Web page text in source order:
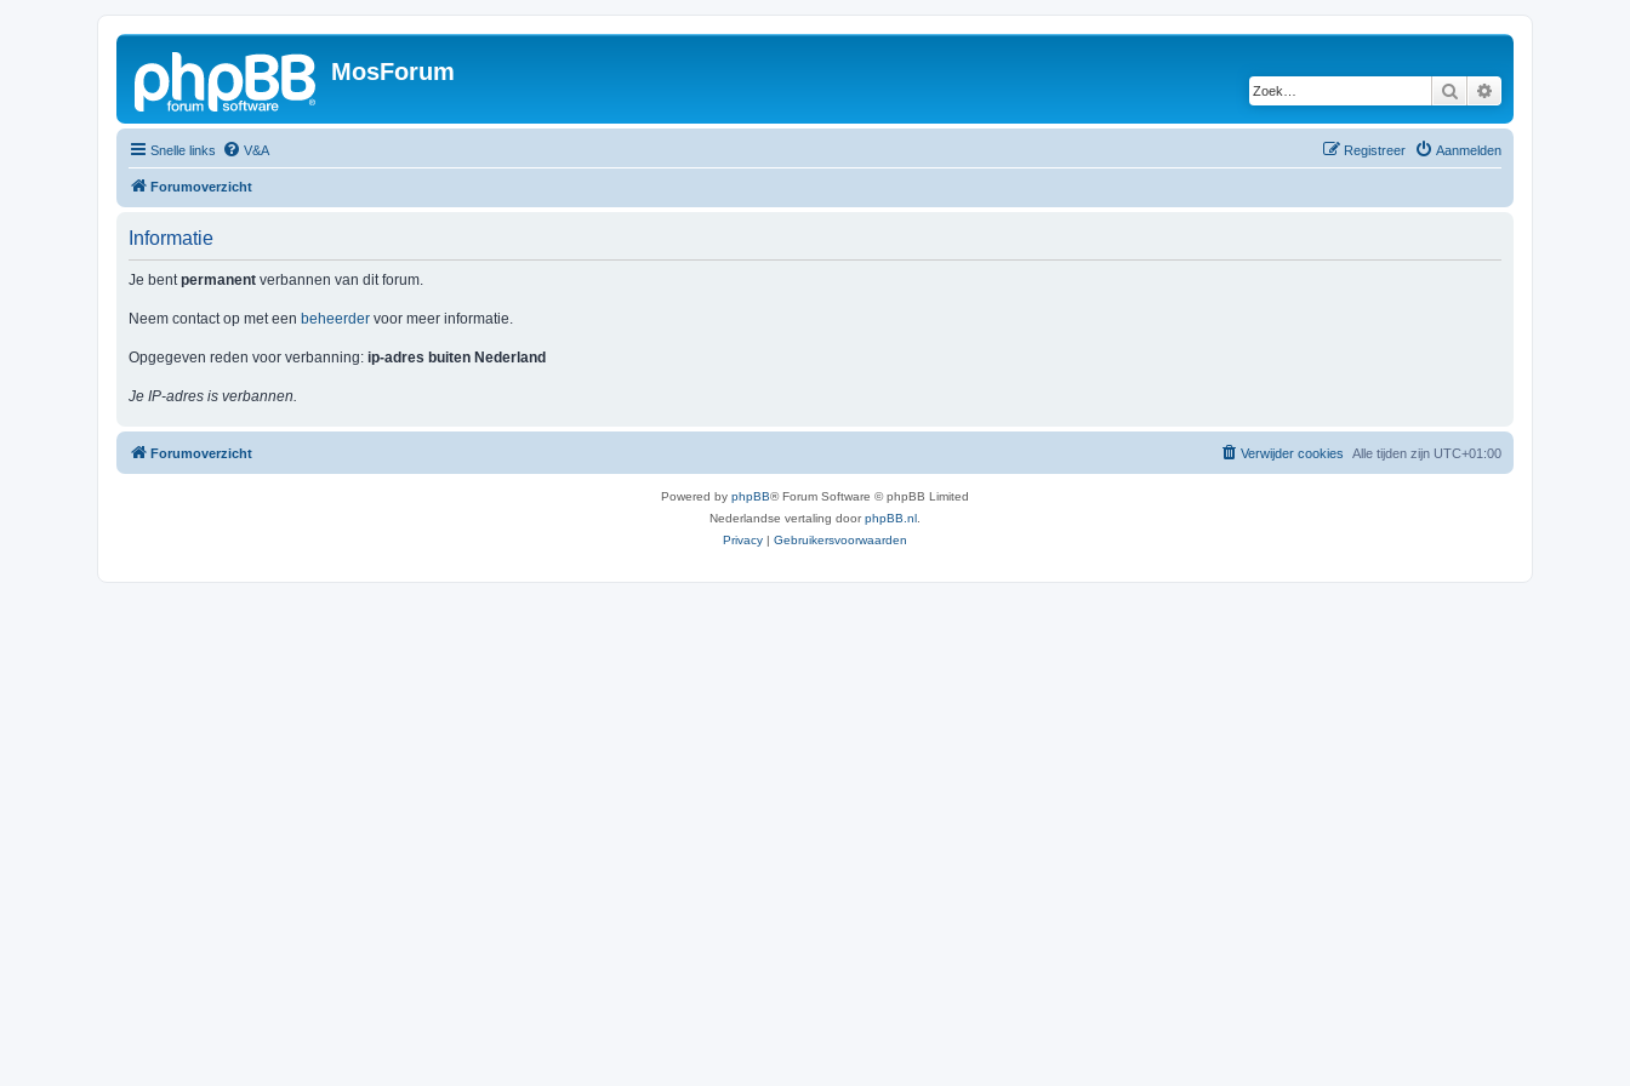
MosForum
Zoek
Snelle links V&A Aanmelden
Registreer
Forumoverzicht
Informatie
Je bentpermanent verbannen van dit forum.
Neem contact op met een beheerder voor meer informatie.
Opgegeven reden voor verbanning: ip-adres buiten Nederland
Je IP-adres is verbannen.
Forumoverzicht Alle tijden zijn UTC+01:00
Verwijder cookies
Powered by phpBB® Forum Software © phpBB Limited
Nederlandse vertaling doorphpBB.nl
Privacy | Gebruikersvoorwaarden